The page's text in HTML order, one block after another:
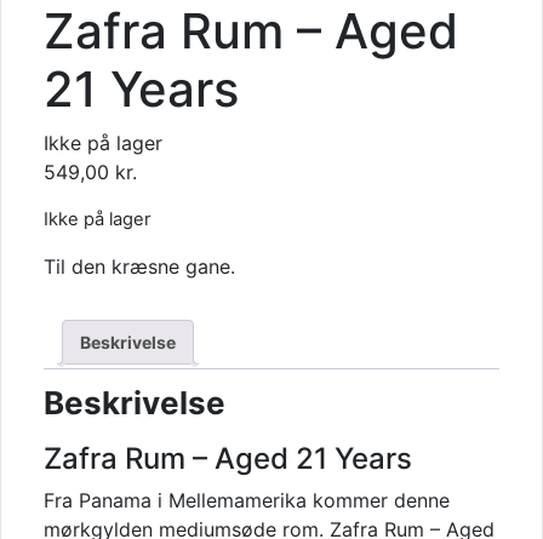
Zafra Rum – Aged
21 Years
Ikke på lager
549,00 kr.
Ikke på lager
Til den kræsne gane.
Beskrivelse
Beskrivelse
Zafra Rum – Aged 21 Years
Fra Panama i Mellemamerika kommer denne
mørkgylden mediumsøde rom. Zafra Rum – Aged